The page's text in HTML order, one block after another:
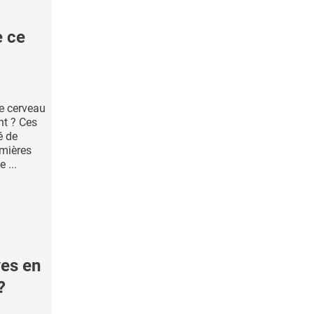
ce
cerveau
? Ces
de
...
en